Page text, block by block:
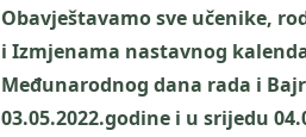
Obavještavamo sve učenike,
i Izmjenama nastavnog
Međunarodnog dana rada i
03.05.2022.godine i u srijedu